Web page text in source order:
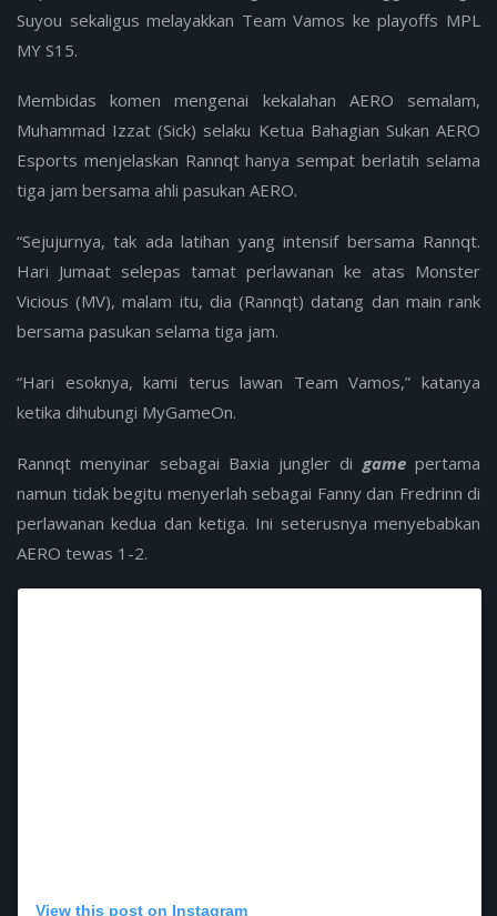
Suyou sekaligus melayakkan Team Vamos ke playoffs MPL
MY S15.
Membidas komen mengenai kekalahan AERO semalam,
Muhammad Izzat (Sick) selaku Ketua Bahagian Sukan AERO
Esports menjelaskan Rannqt hanya sempat berlatih selama
tiga jam bersama ahli pasukan AERO.
“Sejujurnya, tak ada latihan yang intensif bersama Rannqt.
Hari Jumaat selepas tamat perlawanan ke atas Monster
Vicious (MV), malam itu, dia (Rannqt) datang dan main rank
bersama pasukan selama tiga jam.
“Hari esoknya, kami terus lawan Team Vamos,” katanya
ketika dihubungi MyGameOn.
Rannqt menyinar sebagai Baxia jungler di gamepertama
namun tidak begitu menyerlah sebagai Fanny dan Fredrinn di
perlawanan kedua dan ketiga. Ini seterusnya menyebabkan
AERO tewas 1-2.
View this post on Instagram